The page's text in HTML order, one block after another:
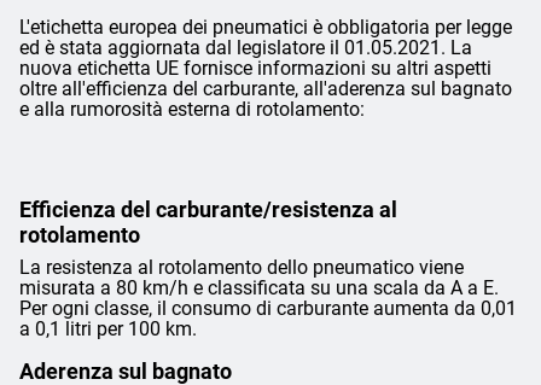
L'etichetta europea dei pneumatici è obbligatoria per legge
ed è stata aggiornata dal legislatore il 01.05.2021. La
nuova etichetta UE fornisce informazioni su altri aspetti
oltre all'efficienza del carburante, all'aderenza sul bagnato
e alla rumorosità esterna di rotolamento:
Efficienza del carburante/resistenza al
rotolamento
La resistenza al rotolamento dello pneumatico viene
misurata a 80 km/h e classificata su una scala da A a E.
Per ogni classe, il consumo di carburante aumenta da 0,01
a 0,1 litri per 100 km.
Aderenza sul bagnato